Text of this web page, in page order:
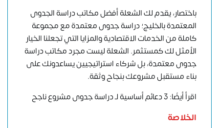
باختصار، يقدم لك الشعلة أفضل مكاتب دراسة الجدوى
المعتمدة بالخليج؛ دراسة جدوى معتمدة مع مجموعة
كاملة من الخدمات الاقتصادية والمزايا التي تجعلنا الخيار
الأمثل لك كمستثمر. الشعلة ليست مجرد مكاتب دراسة
جدوى معتمدة، بل شركاء استراتيجيين يساعدونك على
بناء مستقبل مشروعك بنجاح وثقة.
اقرأ أيضًا: 3 دعائم أساسية لـ دراسة جدوى مشروع ناجح
الخلاصة